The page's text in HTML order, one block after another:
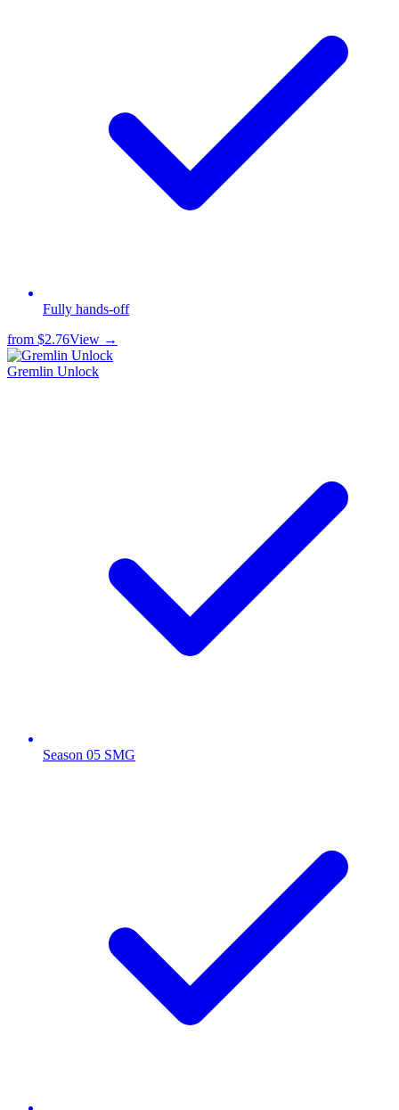
Fully hands-off
from $2.76View →
Gremlin Unlock
Season 05 SMG